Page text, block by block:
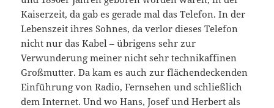
Kaiserzeit, da gab es gerade mal das Telefon. In der
Lebenszeit ihres Sohnes, da verlor dieses Telefon
nicht nur das Kabel – übrigens sehr zur
Verwunderung meiner nicht sehr technikaffinen
Großmutter. Da kam es auch zur flächendeckenden
Einführung von Radio, Fernsehen und schließlich
dem Internet. Und wo Hans, Josef und Herbert als